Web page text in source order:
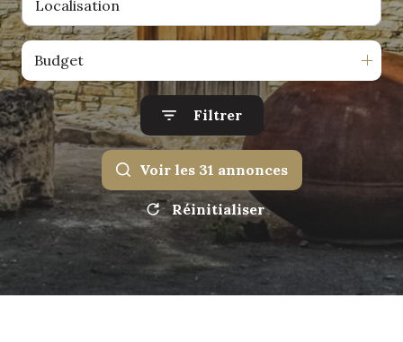
Budget
Filtrer
Voir les 31 annonces
Réinitialiser